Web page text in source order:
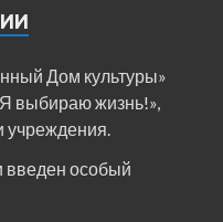
Дом культуры»
выбираю жизнь!»,
учреждения.
введен особый